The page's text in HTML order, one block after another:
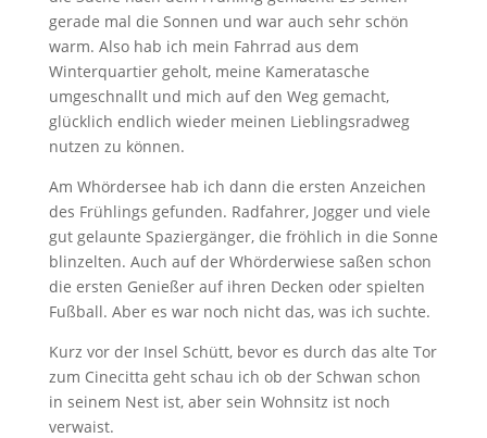
gerade mal die Sonnen und war auch sehr schön
warm. Also hab ich mein Fahrrad aus dem
Winterquartier geholt, meine Kameratasche
umgeschnallt und mich auf den Weg gemacht,
glücklich endlich wieder meinen Lieblingsradweg
nutzen zu können.
Am Whördersee hab ich dann die ersten Anzeichen
des Frühlings gefunden. Radfahrer, Jogger und viele
gut gelaunte Spaziergänger, die fröhlich in die Sonne
blinzelten. Auch auf der Whörderwiese saßen schon
die ersten Genießer auf ihren Decken oder spielten
Fußball. Aber es war noch nicht das, was ich suchte.
Kurz vor der Insel Schütt, bevor es durch das alte Tor
zum Cinecitta geht schau ich ob der Schwan schon
in seinem Nest ist, aber sein Wohnsitz ist noch
verwaist.